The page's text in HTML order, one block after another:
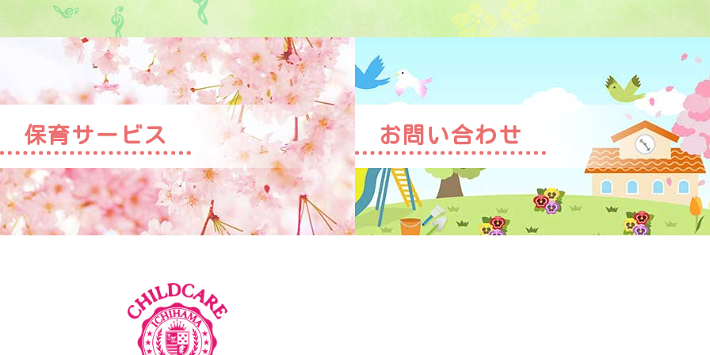
保育サービス お問い合わせ